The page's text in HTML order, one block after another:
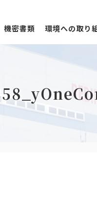
機密書類 環境への取り